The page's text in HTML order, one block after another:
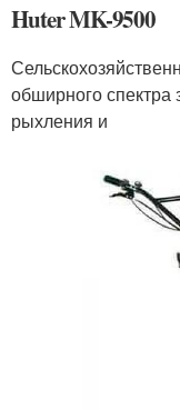
Huter MK-9500
обширного спектра
рыхления и